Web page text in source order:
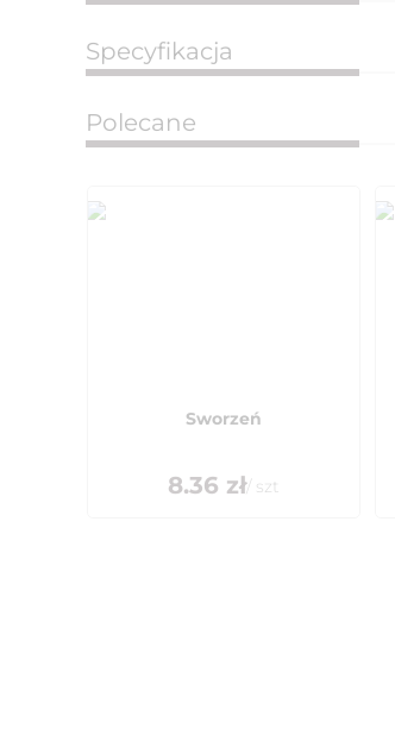
Specyfikacja
Polecane
Sworzeń
8.36 zł/ szt